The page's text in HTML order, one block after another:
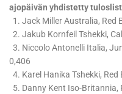
ajopäivän yhdistetty
1. Jack Miller Australia, Red
2. Jakub Kornfeil Tshekki,
3. Niccolo Antonelli Italia,
0,406
4. Karel Hanika Tshekki,
5. Danny Kent Iso-Britannia,